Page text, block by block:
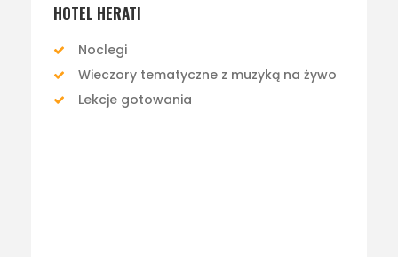
HOTEL HERATI
Noclegi
Wieczory tematyczne z muzyką na żywo
Lekcje gotowania